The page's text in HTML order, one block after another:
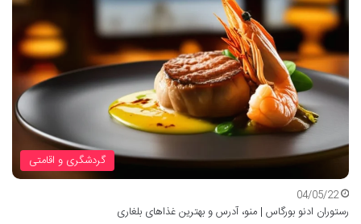
گردشگری و اقامتی
04/05/22
رستوران ادنو بورگاس | منو، آدرس و بهترین غذاهای بلغاری